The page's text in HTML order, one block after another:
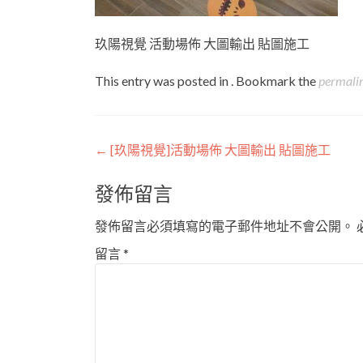
玖陽視覺 活動場佈 大圖輸出 貼圖施工
This entry was posted in . Bookmark the
Post
navigation
← [玖陽視覺]活動場佈 大圖輸出 貼圖施工
發佈留言
發佈留言必須填寫的電子郵件地址不會公開。
留言*